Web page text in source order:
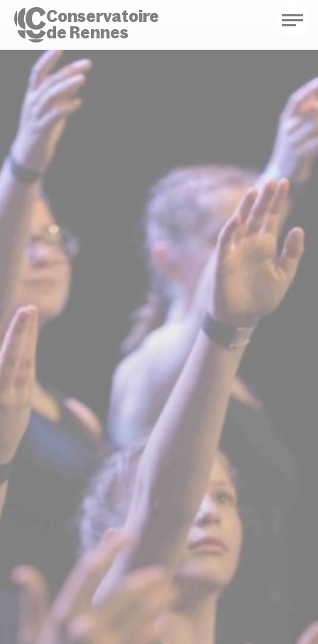
Conservatoire
de Rennes
Conservatoire de Rennes
Enseignements
Saison culturelle
Actions d'éducation
Bibliothèque musicale
EXTRANET